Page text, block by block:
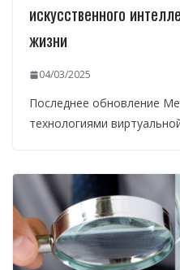
искусственного
жизни
04/03/2025
Последнее обновление
технологиями